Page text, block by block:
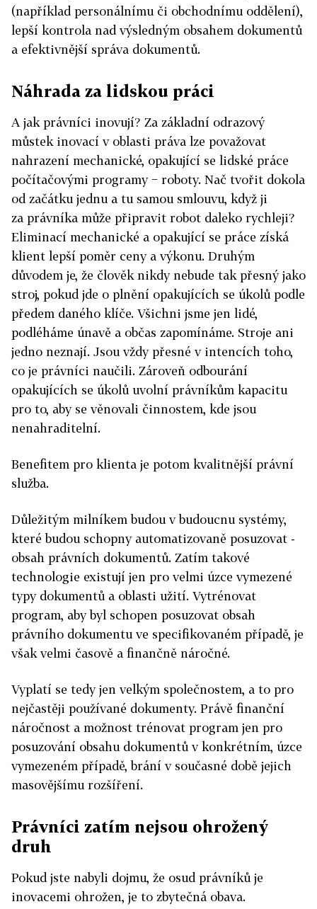
(například personálnímu či obchodnímu oddělení),
lepší kontrola nad výsledným obsahem dokumentů
a efektivnější správa dokumentů.
Náhrada za lidskou práci
A jak právníci inovují? Za základní odrazový
můstek inovací v oblasti práva lze považovat
nahrazení mechanické, opakující se lidské práce
počítačovými programy − roboty. Nač tvořit dokola
od začátku jednu a tu samou smlouvu, když ji
za právníka může připravit robot daleko rychleji?
Eliminací mechanické a opakující se práce získá
klient lepší poměr ceny a výkonu. Druhým
důvodem je, že člověk nikdy nebude tak přesný jako
stroj, pokud jde o plnění opakujících se úkolů podle
předem daného klíče. Všichni jsme jen lidé,
podléháme únavě a občas zapomínáme. Stroje ani
jedno neznají. Jsou vždy přesné v intencích toho,
co je právníci naučili. Zároveň odbourání
opakujících se úkolů uvolní právníkům kapacitu
pro to, aby se věnovali činnostem, kde jsou
nenahraditelní.
Benefitem pro klienta je potom kvalitnější právní
služba.
Důležitým milníkem budou v budoucnu systémy,
které budou schopny automatizovaně posuzovat ­
obsah právních dokumentů. Zatím takové
technologie existují jen pro velmi úzce vymezené
typy dokumentů a oblasti užití. Vytrénovat
program, aby byl schopen posuzovat obsah
právního dokumentu ve specifikovaném případě, je
však velmi časově a finančně náročné.
Vyplatí se tedy jen velkým společnostem, a to pro
nejčastěji používané dokumenty. Právě finanční
náročnost a možnost trénovat program jen pro
posuzování obsahu dokumentů v konkrétním, úzce
vymezeném případě, brání v současné době jejich
masovějšímu rozšíření.
Právníci zatím nejsou ohrožený
druh
Pokud jste nabyli dojmu, že osud právníků je
inovacemi ohrožen, je to zbytečná obava.